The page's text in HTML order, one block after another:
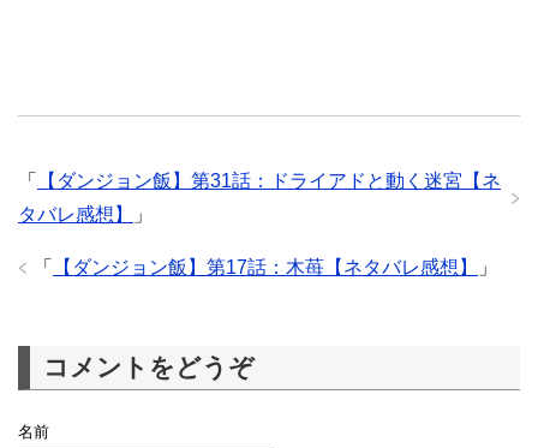
「
【ダンジョン飯】第31話：ドライアドと動く迷宮【ネ
タバレ感想】
」
「 【ダンジョン飯】第17話：木苺【ネタバレ感想】 」
コメントをどうぞ
名前